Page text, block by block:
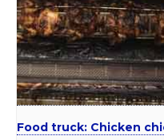
Food truck: Chicken